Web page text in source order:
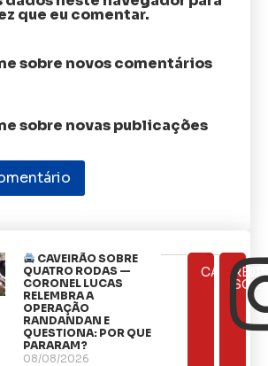
que eu comentar.
sobre novos comentários
sobre novas publicações
CAVEIRÃO SOBRE
QUATRO RODAS —
CORONEL LUCAS
RELEMBRA A
OPERAÇÃO
RANDANDAN E
QUESTIONA: POR QUE
PARARAM?
08/08/2026